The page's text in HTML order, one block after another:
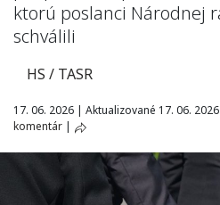
ktorú poslanci Národnej
schválili
HS / TASR
17. 06. 2026 | Aktualizované 17. 06. 2026
komentár |